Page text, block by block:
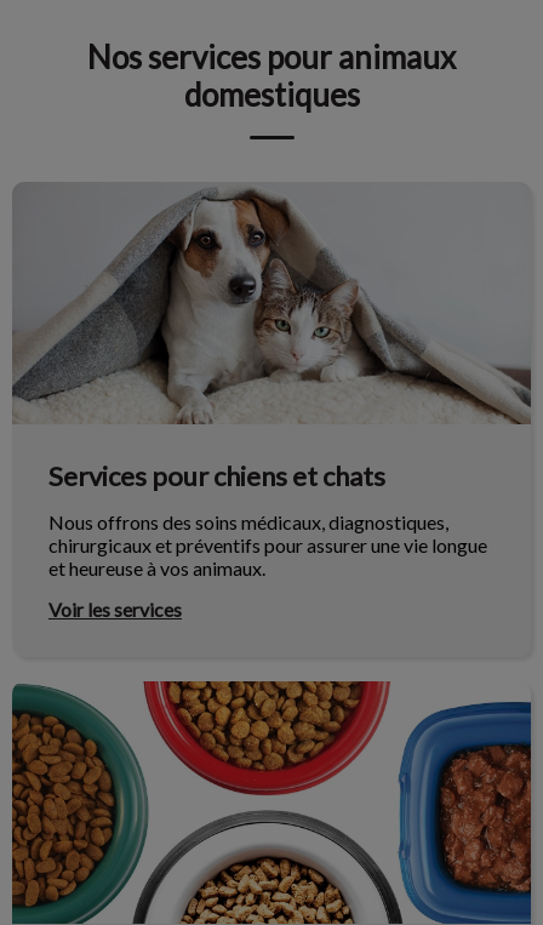
Nos services pour animaux
domestiques
Services pour chiens et chats
Services pour chiens et chats
Nous offrons des soins médicaux, diagnostiques,
chirurgicaux et préventifs pour assurer une vie longue
et heureuse à vos animaux.
Voir les services
Alimentation de votre animal